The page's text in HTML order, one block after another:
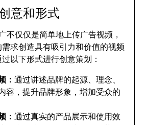
意和形式
不仅仅是简单地上传广告视频，
求创造具有吸引力和价值的视频
以下形式进行创意策划：
：通过讲述品牌的起源、理念、
容，提升品牌形象，增加受众的
：通过真实的产品展示和使用效